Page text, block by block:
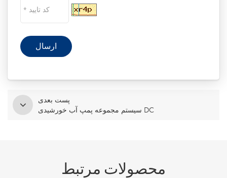
پست بعدی
سیستم مجموعه پمپ آب خورشیدی DC
محصولات مرتبط